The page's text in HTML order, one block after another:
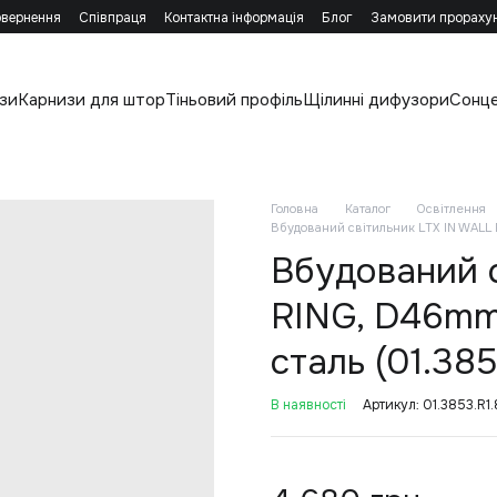
Співпраця Контактна інформація Блог Замовити
Карнизи для шторТіньовий профільЩілинні дифузори
Головна Каталог Освітлення
Вбудований світильник LTX IN
Вбудований
RING,
сталь
В наявності Артикул: